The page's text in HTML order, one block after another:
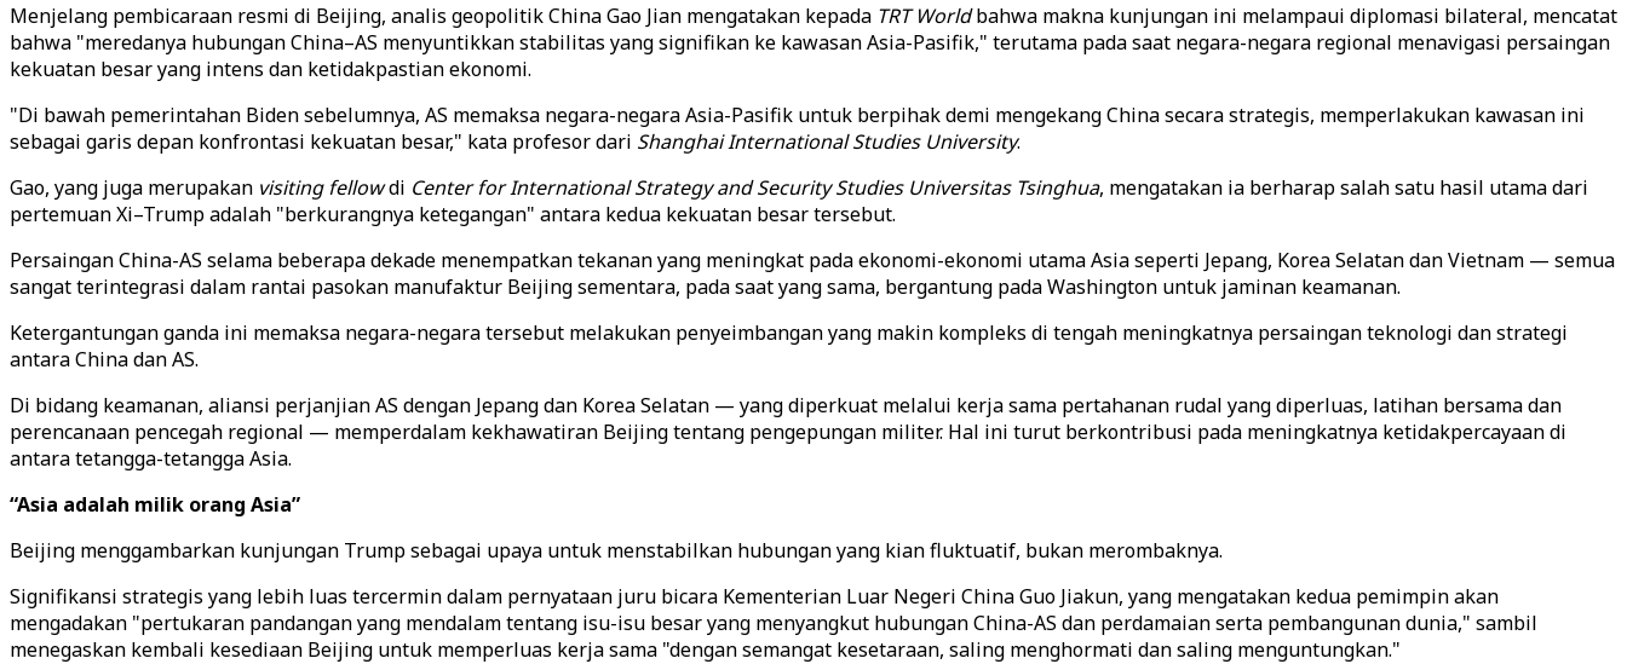
Menjelang pembicaraan resmi di Beijing, analis geopolitik China Gao Jian mengatakan kepada TRT Worldbahwa makna kunjungan ini melampaui diplomasi bilateral, mencatat
bahwa "meredanya hubungan China–AS menyuntikkan stabilitas yang signifikan ke kawasan Asia-Pasifik," terutama pada saat negara-negara regional menavigasi persaingan
kekuatan besar yang intens dan ketidakpastian ekonomi.
"Di bawah pemerintahan Biden sebelumnya, AS memaksa negara-negara Asia-Pasifik untuk berpihak demi mengekang China secara strategis, memperlakukan kawasan ini
sebagai garis depan konfrontasi kekuatan besar," kata profesor dari Shanghai International Studies University.
Gao, yang juga merupakan visiting fellowdi Center for International Strategy and Security Studies Universitas Tsinghua, mengatakan ia berharap salah satu hasil utama dari
pertemuan Xi–Trump adalah "berkurangnya ketegangan" antara kedua kekuatan besar tersebut.
Persaingan China-AS selama beberapa dekade menempatkan tekanan yang meningkat pada ekonomi-ekonomi utama Asia seperti Jepang, Korea Selatan dan Vietnam — semua
sangat terintegrasi dalam rantai pasokan manufaktur Beijing sementara, pada saat yang sama, bergantung pada Washington untuk jaminan keamanan.
Ketergantungan ganda ini memaksa negara-negara tersebut melakukan penyeimbangan yang makin kompleks di tengah meningkatnya persaingan teknologi dan strategi
antara China dan AS.
Di bidang keamanan, aliansi perjanjian AS dengan Jepang dan Korea Selatan — yang diperkuat melalui kerja sama pertahanan rudal yang diperluas, latihan bersama dan
perencanaan pencegah regional — memperdalam kekhawatiran Beijing tentang pengepungan militer. Hal ini turut berkontribusi pada meningkatnya ketidakpercayaan di
antara tetangga-tetangga Asia.
“Asia adalah milik orang Asia”
Beijing menggambarkan kunjungan Trump sebagai upaya untuk menstabilkan hubungan yang kian fluktuatif, bukan merombaknya.
Signifikansi strategis yang lebih luas tercermin dalam pernyataan juru bicara Kementerian Luar Negeri China Guo Jiakun, yang mengatakan kedua pemimpin akan
mengadakan "pertukaran pandangan yang mendalam tentang isu-isu besar yang menyangkut hubungan China-AS dan perdamaian serta pembangunan dunia," sambil
menegaskan kembali kesediaan Beijing untuk memperluas kerja sama "dengan semangat kesetaraan, saling menghormati dan saling menguntungkan."